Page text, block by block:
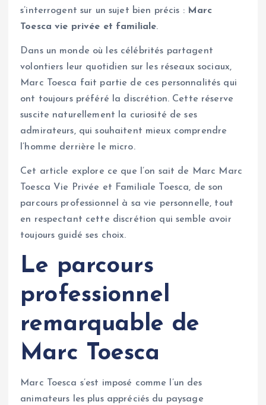
s’interrogent sur un sujet bien précis : Marc
Toesca vie privée et familiale.
Dans un monde où les célébrités partagent
volontiers leur quotidien sur les réseaux sociaux,
Marc Toesca fait partie de ces personnalités qui
ont toujours préféré la discrétion. Cette réserve
suscite naturellement la curiosité de ses
admirateurs, qui souhaitent mieux comprendre
l’homme derrière le micro.
Cet article explore ce que l’on sait de Marc Marc
Toesca Vie Privée et Familiale Toesca, de son
parcours professionnel à sa vie personnelle, tout
en respectant cette discrétion qui semble avoir
toujours guidé ses choix.
Le parcours
professionnel
remarquable de
Marc Toesca
Marc Toesca s’est imposé comme l’un des
animateurs les plus appréciés du paysage